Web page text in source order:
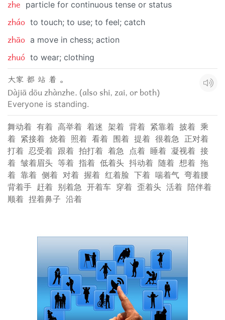
zhe particle for continuous tense or status
zháo to touch; to use; to feel; catch
zhāo a move in chess; action
zhuó to wear; clothing
大家 都 站 着 。
Dàjiā dōu zhànzhe. (also shi, zai, or both)
Everyone is standing.
舞动着 有着 高举着 着迷 架着 背着 紧靠着 披着 乘
着 紧接着 烧着 照着 看着 围着 提着 很着急 正对着
打着 忍受着 跟着 拍打着 着急 点着 睡着 凝视着 接
着 皱着眉头 等着 指着 低着头 抖动着 随着 想着 拖
着 靠着 侧着 对着 握着 红着脸 下着 喘着气 弯着腰
背着手 赶着 别着急 开着车 穿着 歪着头 活着 陪伴着
顺着 捏着鼻子 沿着